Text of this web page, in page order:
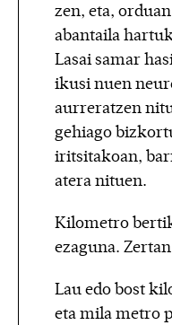
zen, eta,
abantaila
Lasai samar
ikusi nuen
aurreratzen
gehiago
iritsitakoan,
atera nituen.
Kilometro
ezaguna.
Lau edo bost
eta mila metro